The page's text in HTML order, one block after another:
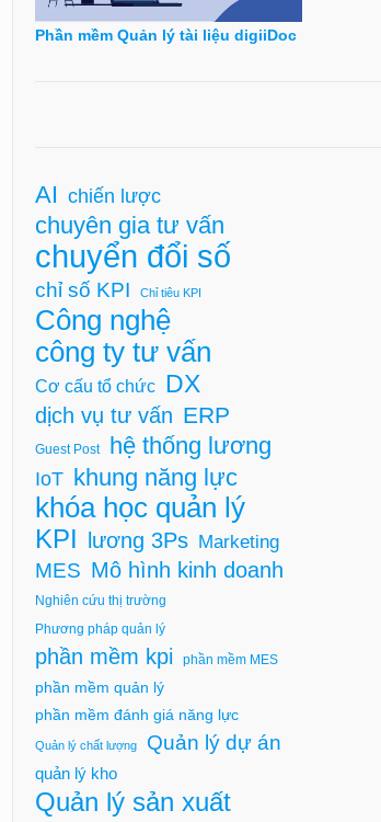
Phần mềm Quản lý tài liệu digiiDoc
AI chiến lược
chuyên gia tư vấn
chuyển đổi số
chỉ số KPI Chỉ tiêu KPI
Công nghệ
công ty tư vấn
Cơ cấu tổ chức DX
dịch vụ tư vấn ERP
Guest Post hệ thống lương
IoT khung năng lực
khóa học quản lý
KPI lương 3Ps Marketing
MES Mô hình kinh doanh
Nghiên cứu thị trường
Phương pháp quản lý
phần mềm kpi phần mềm MES
phần mềm quản lý
phần mềm đánh giá năng lực
Quản lý chất lượng Quản lý dự án
quản lý kho
Quản lý sản xuất